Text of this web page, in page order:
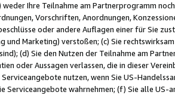
Ihre Teilnahme am Partnerprogramm
Vorschriften, Anordnungen,
oder andere Auflagen einer für Sie
und Marketing) verstoßen; (c) Sie
(d) Sie den Nutzen der Teilnahme am
oder Aussagen verlassen, die in dieser
nutzen, wenn Sie US-
Serviceangebote wahrnehmen; (f) Sie alle